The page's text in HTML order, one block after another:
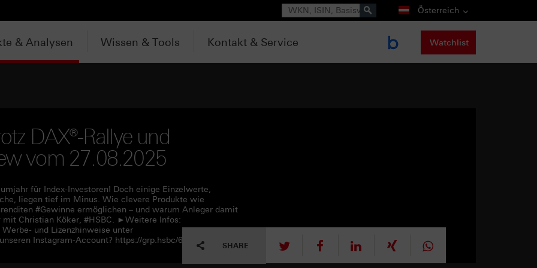
Suche Österreich
& Analysen Wissen & Tools Kontakt & Service Watchlist
DAX®-Rallye und
vom 27.08.2025
für Index-Investoren! Doch einige Einzelwerte,
liegen tief im Minus. Wie clevere Produkte wie
#Gewinne ermöglichen – und warum Anleger damit
Christian Köker, #HSBC. ►Weitere Infos:
und Lizenzhinweise unter
Instagram-Account? https://grp.hsbc/6058ONO0i
SHARE tweet mitteilen